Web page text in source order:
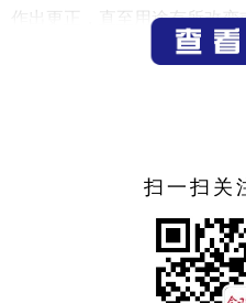
作出更正，直至用途有所改变
如更改土地或建筑物的
靶机武器装备组装建设项目
建设单位：杭州富凌智能
扫一扫关